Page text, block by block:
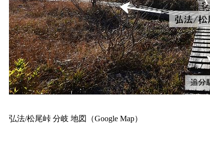
弘法/松尾峠 分岐 地図（Google Map）